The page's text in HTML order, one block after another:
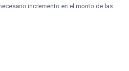
incremento en el monto de las